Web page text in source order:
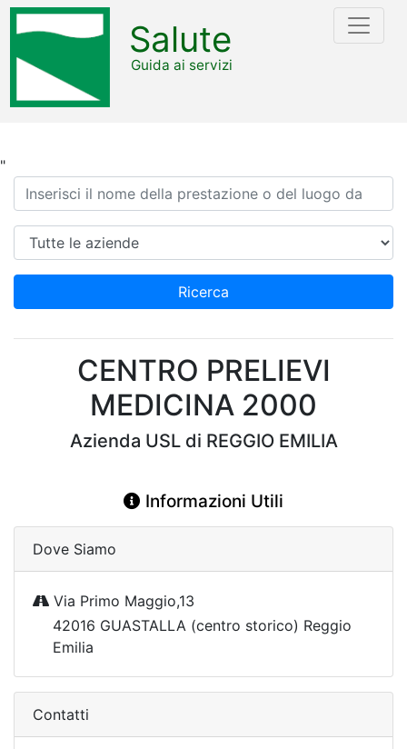
"
Salute
Guida ai servizi
Ricerca
Azienda
Ricerca
CENTRO PRELIEVI
MEDICINA 2000
Azienda USL di REGGIO EMILIA
Informazioni Utili
Dove Siamo
Via Primo Maggio,13
42016 GUASTALLA (centro storico) Reggio
Emilia
Contatti